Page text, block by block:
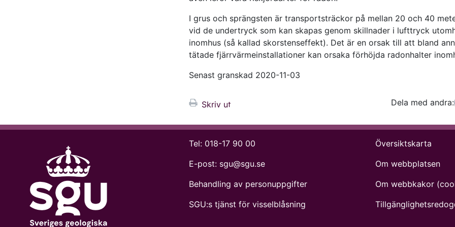
I grus och sprängsten är transportsträckor på mellan 20 och 40
vid de undertryck som kan skapas genom skillnader i lufttryck
inomhus (så kallad skorstenseffekt). Det är en orsak till att bland
tätade fjärrvärmeinstallationer kan orsaka förhöjda radonhalter
Senast granskad 2020-11-03
Skriv ut Dela med andra:
Tel: 018-17 90 00
E-post: sgu@sgu.se
Behandling av personuppgifter
SGU:s tjänst för visselblåsning
Översiktskarta
Om webbplatsen
Om webbkakor